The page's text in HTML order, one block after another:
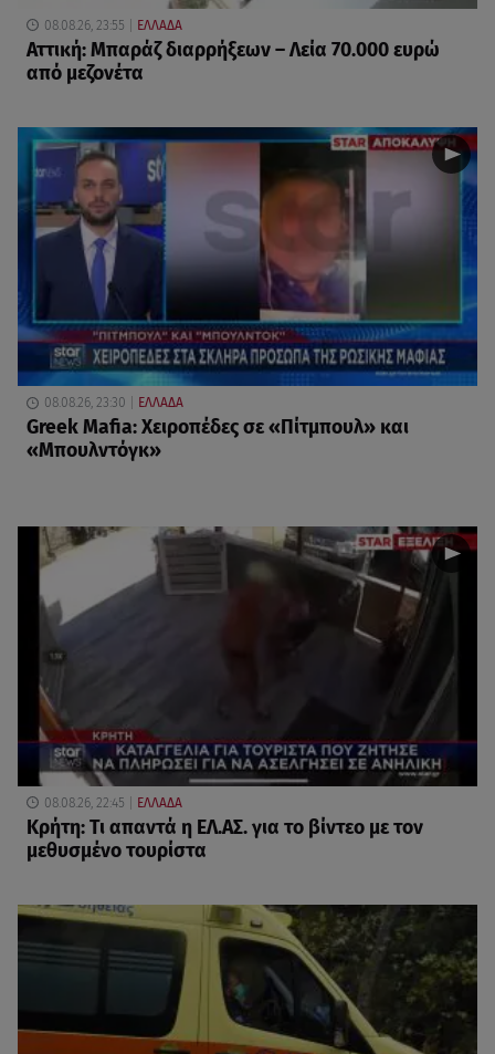
08.08.26, 23:55 ΕΛΛΑΔΑ
Αττική: Μπαράζ διαρρήξεων – Λεία 70.000 ευρώ
από μεζονέτα
08.08.26, 23:30 ΕΛΛΑΔΑ
Greek Mafia: Χειροπέδες σε «Πίτμπουλ» και
«Μπουλντόγκ»
08.08.26, 22:45 ΕΛΛΑΔΑ
Κρήτη: Τι απαντά η ΕΛ.ΑΣ. για το βίντεο με τον
μεθυσμένο τουρίστα